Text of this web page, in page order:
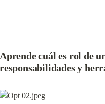
Aprende cuál es rol de
responsabilidades y